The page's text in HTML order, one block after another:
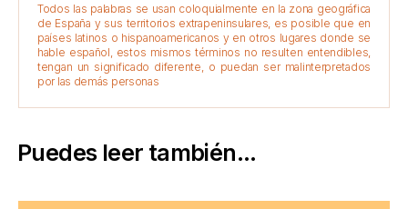
Todos las palabras se usan coloquialmente en la zona geográfica
de España y sus territorios extrapeninsulares, es posible que en
países latinos o hispanoamericanos y en otros lugares donde se
hable español, estos mismos términos no resulten entendibles,
tengan un significado diferente, o puedan ser malinterpretados
por las demás personas
Puedes leer también...